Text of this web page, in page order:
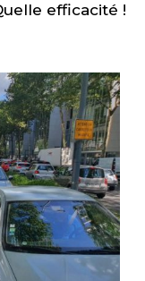
efficacité !